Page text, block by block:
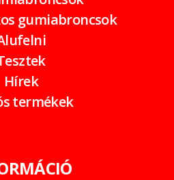
gumiabroncsok
Hírek
termékek